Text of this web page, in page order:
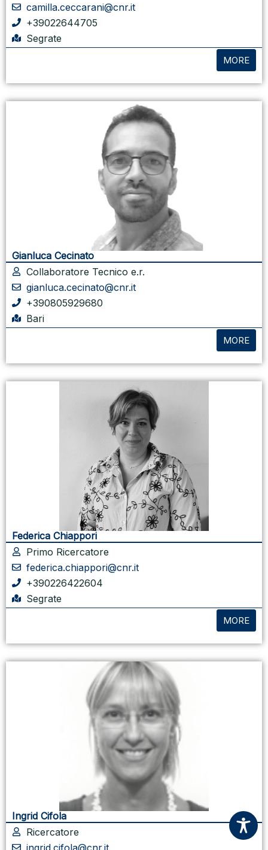
camilla.ceccarani@cnr.it
+39022644705
Segrate
MORE
Gianluca Cecinato
Collaboratore Tecnico e.r.
gianluca.cecinato@cnr.it
+390805929680
Bari
MORE
Federica Chiappori
Primo Ricercatore
federica.chiappori@cnr.it
+390226422604
Segrate
MORE
Ingrid Cifola
Ricercatore
ingrid.cifola@cnr.it